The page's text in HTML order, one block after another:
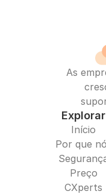
As
Explorar
Início
Por que
Preço
CXperts